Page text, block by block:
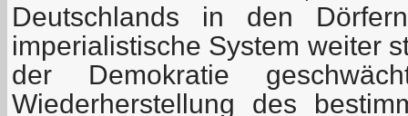
Deutschlands in den
imperialistische System weiter
der Demokratie
Wiederherstellung des